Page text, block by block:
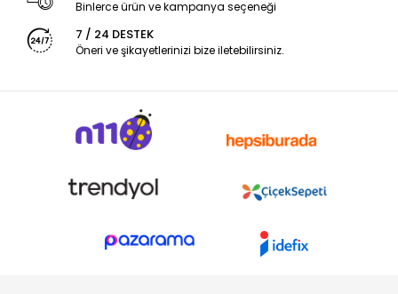
Binlerce ürün ve kampanya seçeneği
7 / 24 DESTEK
Öneri ve şikayetlerinizi bize iletebilirsiniz.